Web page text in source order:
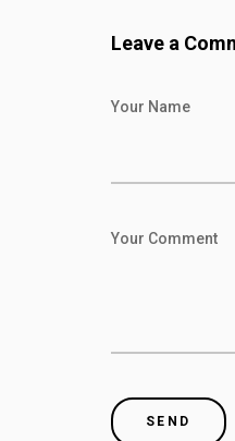
Leave a
Your Name
Your Comment